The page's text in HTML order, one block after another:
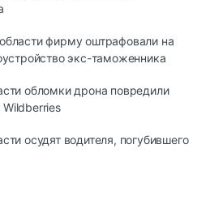
фирму оштрафовали на
экс-таможенника
обломки дрона повредили
осудят водителя, погубившего